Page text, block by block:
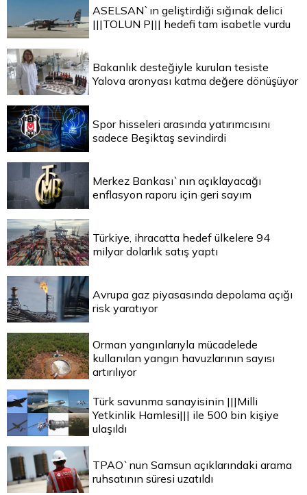
ASELSAN`ın geliştirdiği sığınak delici
|||TOLUN P||| hedefi tam isabetle vurdu
Bakanlık desteğiyle kurulan tesiste
Yalova aronyası katma değere dönüşüyor
Spor hisseleri arasında yatırımcısını
sadece Beşiktaş sevindirdi
Merkez Bankası`nın açıklayacağı
enflasyon raporu için geri sayım
Türkiye, ihracatta hedef ülkelere 94
milyar dolarlık satış yaptı
Avrupa gaz piyasasında depolama açığı
risk yaratıyor
Orman yangınlarıyla mücadelede
kullanılan yangın havuzlarının sayısı
artırılıyor
Türk savunma sanayisinin |||Milli
Yetkinlik Hamlesi||| ile 500 bin kişiye
ulaşıldı
TPAO`nun Samsun açıklarındaki arama
ruhsatının süresi uzatıldı